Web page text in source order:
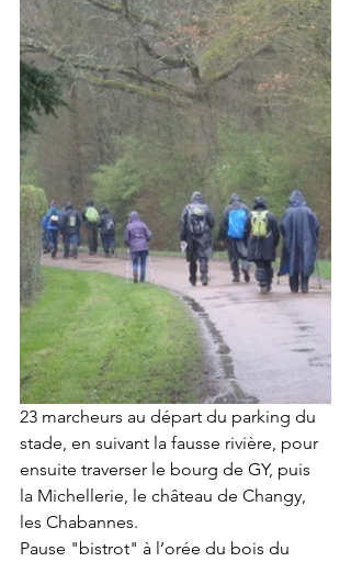
23 marcheurs au départ du parking du
stade, en suivant la fausse rivière, pour
ensuite traverser le bourg de GY, puis
la Michellerie, le château de Changy,
les Chabannes.
Pause "bistrot" à l’orée du bois du